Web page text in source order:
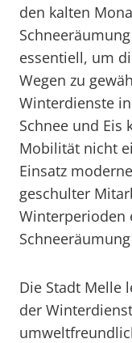
den kalten
essentiell, um
Wegen zu
Winterdienste
Schnee und Eis
Mobilität nicht
Einsatz
geschulter
Winterperioden
Die Stadt Melle
der